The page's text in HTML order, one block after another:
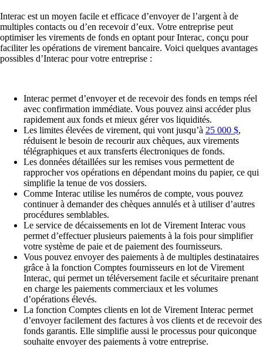
Interac est un moyen facile et efficace d’envoyer de l’argent à de
multiples contacts ou d’en recevoir d’eux. Votre entreprise peut
optimiser les virements de fonds en optant pour Interac, conçu pour
faciliter les opérations de virement bancaire. Voici quelques avantages
possibles d’Interac pour votre entreprise :
Interac permet d’envoyer et de recevoir des fonds en temps réel
avec confirmation immédiate. Vous pouvez ainsi accéder plus
rapidement aux fonds et mieux gérer vos liquidités.
Les limites élevées de virement, qui vont jusqu’à 25 000 $,
réduisent le besoin de recourir aux chèques, aux virements
télégraphiques et aux transferts électroniques de fonds.
Les données détaillées sur les remises vous permettent de
rapprocher vos opérations en dépendant moins du papier, ce qui
simplifie la tenue de vos dossiers.
Comme Interac utilise les numéros de compte, vous pouvez
continuer à demander des chèques annulés et à utiliser d’autres
procédures semblables.
Le service de décaissements en lot de Virement Interac vous
permet d’effectuer plusieurs paiements à la fois pour simplifier
votre système de paie et de paiement des fournisseurs.
Vous pouvez envoyer des paiements à de multiples destinataires
grâce à la fonction Comptes fournisseurs en lot de Virement
Interac, qui permet un téléversement facile et sécuritaire prenant
en charge les paiements commerciaux et les volumes
d’opérations élevés.
La fonction Comptes clients en lot de Virement Interac permet
d’envoyer facilement des factures à vos clients et de recevoir des
fonds garantis. Elle simplifie aussi le processus pour quiconque
souhaite envoyer des paiements à votre entreprise.